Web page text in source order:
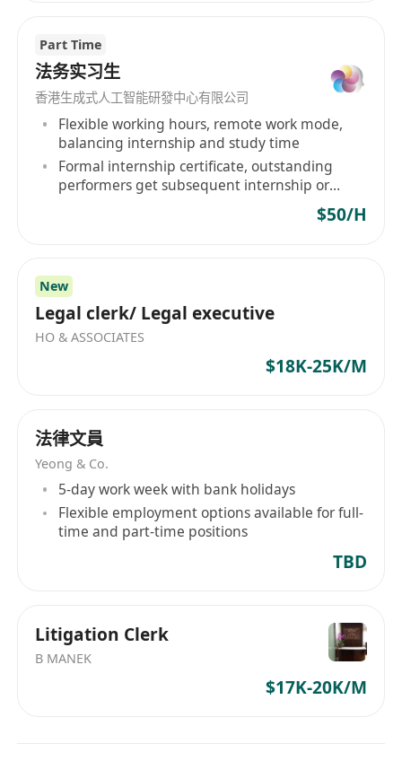
4. 流利的粵語、普通話及英語，具備優秀的中英文
法律文書撰寫能力
5. 嚴謹細緻，具備出色的法律分析能力、風險識別
能力和溝通協調能力；能夠在壓力下獨立處理複雜
合規事項並按時完成披露義務
Part Time
法务实习生
香港生成式人工智能研發中心有限公司
Flexible working hours, remote work mode,
balancing internship and study time
Formal internship certificate, outstanding
performers get subsequent internship or
$50/H
New
Legal clerk/ Legal executive
HO & ASSOCIATES
$18K-25K/M
法律文員
Yeong & Co.
5-day work week with bank holidays
Flexible employment options available for full-
time and part-time positions
TBD
Litigation Clerk
B MANEK
$17K-20K/M